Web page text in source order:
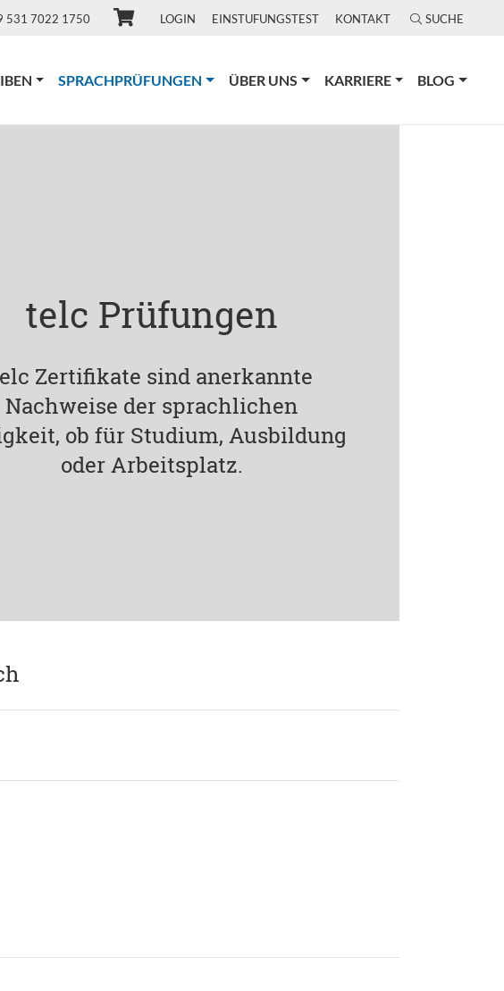
531 7022 1750 LOGIN EINSTUFUNGSTEST KONTAKT SUCHE
SPRACHPRÜFUNGEN (CURRENT)
ÜBER UNS KARRIERE BLOG
telc Prüfungen
Zertifikate sind anerkannte
Nachweise der sprachlichen
ob für Studium, Ausbildung
oder Arbeitsplatz.